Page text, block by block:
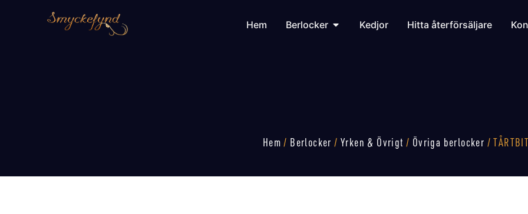
Hem Berlocker Kedjor Hitta återförsäljare
Hem / Berlocker / Yrken & Övrigt / Övriga berlocker / TÅRTBIT